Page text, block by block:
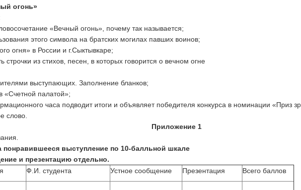
огонь»
«Вечный огонь», почему так называется;
этого символа на братских могилах павших воинов;
огня» в России и г.Сыктывкаре;
строчки из стихов, песен, в которых говорится о вечном огне
выступающих. Заполнение бланков;
«Счетной палатой»;
часа подводит итоги и объявляет победителя конкурса в номинации «Приз
слово.
Приложение 1
понравившееся выступление по 10-балльной шкале
и презентацию отдельно.
Ф.И. студента Устное сообщение Презентация Всего баллов